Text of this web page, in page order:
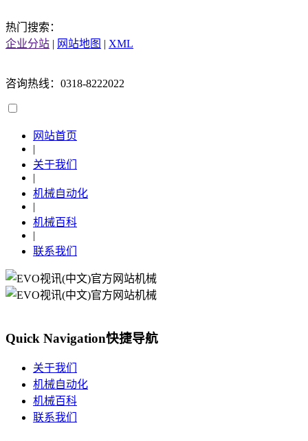
热门搜索：
企业分站 | 网站地图 | XML
咨询热线：0318-8222022
网站首页
|
关于我们
|
机械自动化
|
机械百科
|
联系我们
Quick Navigation快捷导航
关于我们
机械自动化
机械百科
联系我们